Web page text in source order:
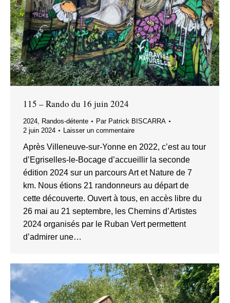
115 – Rando du 16 juin 2024
2024 Randos-détente Par Patrick BISCARRA
2 juin 2024
Laisser un commentaire
Après Villeneuve-sur-Yonne en 2022, c’est au tour
d’Egriselles-le-Bocage d’accueillir la seconde
édition 2024 sur un parcours Art et Nature de 7
km. Nous étions 21 randonneurs au départ de
cette découverte. Ouvert à tous, en accès libre du
26 mai au 21 septembre, les Chemins d’Artistes
2024 organisés par le Ruban Vert permettent
d’admirer une…